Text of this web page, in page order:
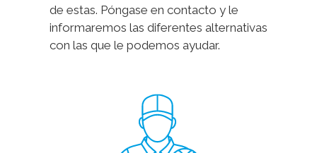
de estas. Póngase en contacto y le
informaremos las diferentes alternativas
con las que le podemos ayudar.